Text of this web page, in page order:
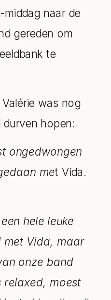
naar de
gereden om
te
was nog
hopen:
ongedwongen
met Vida.
hele leuke
met Vida, maar
onze band
relaxed, moest